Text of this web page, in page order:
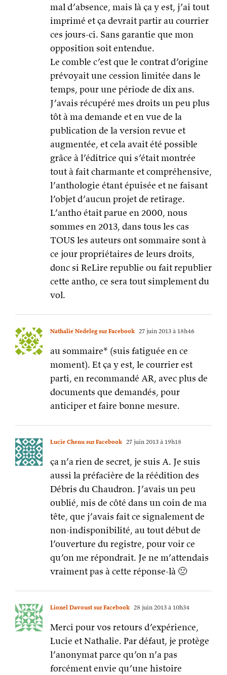
mal d’absence, mais là ça y est, j’ai tout
imprimé et ça devrait partir au courrier
ces jours-ci. Sans garantie que mon
opposition soit entendue.
Le comble c’est que le contrat d’origine
prévoyait une cession limitée dans le
temps, pour une période de dix ans.
J’avais récupéré mes droits un peu plus
tôt à ma demande et en vue de la
publication de la version revue et
augmentée, et cela avait été possible
grâce à l’éditrice qui s’était montrée
tout à fait charmante et compréhensive,
l’anthologie étant épuisée et ne faisant
l’objet d’aucun projet de retirage.
L’antho était parue en 2000, nous
sommes en 2013, dans tous les cas
TOUS les auteurs ont sommaire sont à
ce jour propriétaires de leurs droits,
donc si ReLire republie ou fait republier
cette antho, ce sera tout simplement du
vol.
Nathalie Nedeleg sur Facebook 27 juin 2013 à 18h46
au sommaire* (suis fatiguée en ce
moment). Et ça y est, le courrier est
parti, en recommandé AR, avec plus de
documents que demandés, pour
anticiper et faire bonne mesure.
Lucie Chenu sur Facebook 27 juin 2013 à 19h18
ça n’a rien de secret, je suis A. Je suis
aussi la préfacière de la réédition des
Débris du Chaudron. J’avais un peu
oublié, mis de côté dans un coin de ma
tête, que j’avais fait ce signalement de
non-indisponibilité, au tout début de
l’ouverture du registre, pour voir ce
qu’on me répondrait. Je ne m’attendais
vraiment pas à cette réponse-là 🙁
Lionel Davoust sur Facebook 28 juin 2013 à 10h34
Merci pour vos retours d’expérience,
Lucie et Nathalie. Par défaut, je protège
l’anonymat parce qu’on n’a pas
forcément envie qu’une histoire